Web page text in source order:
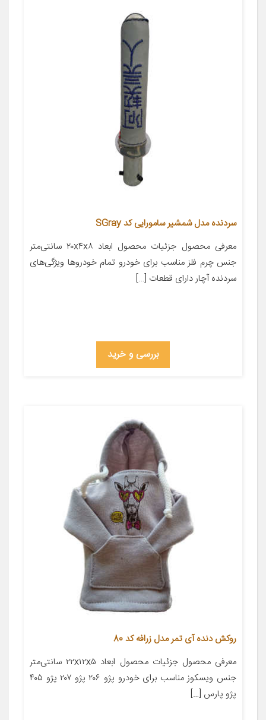
سردنده مدل شمشیر سامورایی کد SGray
معرفی محصول جزئیات محصول ابعاد ۲۰x۴x۸ سانتی‌متر
جنس چرم فلز مناسب برای خودرو تمام خودروها ویژگی‌های
سردنده آچار دارای قطعات […]
بررسی و خرید
روکش دنده آی تمر مدل زرافه کد 80
معرفی محصول جزئیات محصول ابعاد ۲۲x۱۲x۵ سانتی‌متر
جنس ویسکوز مناسب برای خودرو پژو ۲۰۶ پژو ۲۰۷ پژو ۴۰۵
پژو پارس […]